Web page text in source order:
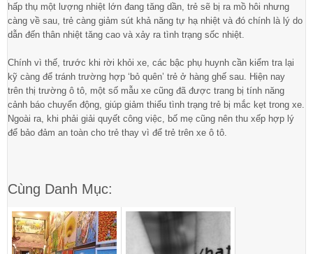
hấp thụ một lượng nhiệt lớn đang tăng dần, trẻ sẽ bị ra mồ hôi nhưng
càng về sau, trẻ càng giảm sút khả năng tự hạ nhiệt và đó chính là lý do
dẫn đến thân nhiệt tăng cao và xảy ra tình trạng sốc nhiệt.
Chính vì thế, trước khi rời khỏi xe, các bậc phụ huynh cần kiểm tra lại
kỹ càng để tránh trường hợp ‘bỏ quên’ trẻ ở hàng ghế sau. Hiện nay
trên thị trường ô tô, một số mẫu xe cũng đã được trang bị tính năng
cảnh báo chuyển động, giúp giảm thiểu tình trạng trẻ bị mắc kẹt trong xe.
Ngoài ra, khi phải giải quyết công việc, bố mẹ cũng nên thu xếp hợp lý
để bảo đảm an toàn cho trẻ thay vì để trẻ trên xe ô tô.
Cùng Danh Mục: